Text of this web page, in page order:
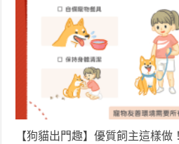
【狗貓出門趣】優質飼主這樣